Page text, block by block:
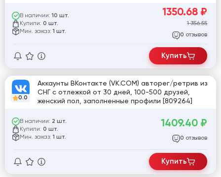
В наличии: 10 шт.
Купили: 0 шт.
Мин. заказ: 1 шт.
1350.68 ₽
1 356.55
0 отзывов
Купить
0.0
Аккаунты ВКонтакте (VK.COM) авторег/ретрив из
СНГ с отлежкой от 30 дней, 100-500 друзей,
женский пол, заполненные профили [809264]
В наличии: 2 шт.
Купили: 0 шт.
Мин. заказ: 1 шт.
1409.40 ₽
0 отзывов
Купить